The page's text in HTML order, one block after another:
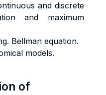
and discrete
and maximum
Bellman equation.
models.
of